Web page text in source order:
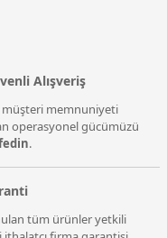
Alışveriş
müşteri memnuniyeti
operasyonel gücümüzü
.
tüm ürünler yetkili